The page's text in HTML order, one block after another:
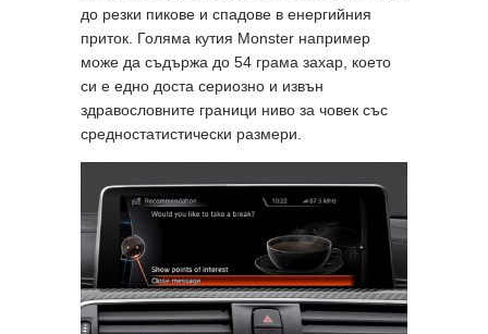
до резки пикове и спадове в енергийния
приток. Голяма кутия Monster например
може да съдържа до 54 грама захар, което
си е едно доста сериозно и извън
здравословните граници ниво за човек със
средностатистически размери.